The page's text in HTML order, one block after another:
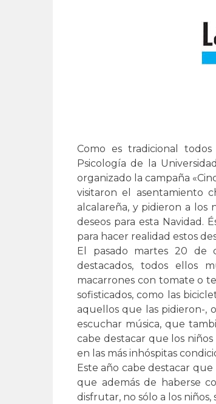
Como es tradicional
Psicología de la
organizado la campaña
visitaron el asentamiento
alcalareña, y pidieron a los
deseos para esta Navidad.
para hacer realidad estos
El pasado martes 20 de
destacados, todos ellos
macarrones con tomate o
sofisticados, como las
aquellos que las pidieron-,
escuchar música, que
cabe destacar que los
en las más inhóspitas
Este año cabe destacar que
que además de haberse
disfrutar, no sólo a los niños,